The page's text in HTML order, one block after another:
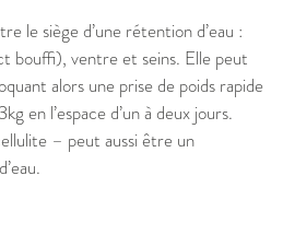
le siège d’une rétention d’eau :
bouffi), ventre et seins. Elle peut
alors une prise de poids rapide
en l’espace d’un à deux jours.
– peut aussi être un